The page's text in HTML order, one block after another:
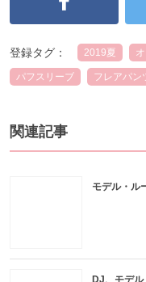
登録タグ： 2019夏
パフスリーブ フレアパン
関連記事
モデル・ル
DJ、モデ